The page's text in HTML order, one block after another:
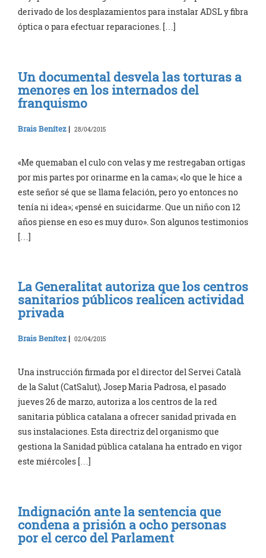
derivado de los desplazamientos para instalar ADSL y fibra
óptica o para efectuar reparaciones. […]
Un documental desvela las torturas a
menores en los internados del
franquismo
Brais Benítez | 28/04/2015
«Me quemaban el culo con velas y me restregaban ortigas
por mis partes por orinarme en la cama»; «lo que le hice a
este señor sé que se llama felación, pero yo entonces no
tenía ni idea»; «pensé en suicidarme. Que un niño con 12
años piense en eso es muy duro». Son algunos testimonios
[…]
La Generalitat autoriza que los centros
sanitarios públicos realicen actividad
privada
Brais Benítez | 02/04/2015
Una instrucción firmada por el director del Servei Català
de la Salut (CatSalut), Josep Maria Padrosa, el pasado
jueves 26 de marzo, autoriza a los centros de la red
sanitaria pública catalana a ofrecer sanidad privada en
sus instalaciones. Esta directriz del organismo que
gestiona la Sanidad pública catalana ha entrado en vigor
este miércoles […]
Indignación ante la sentencia que
condena a prisión a ocho personas
por el cerco del Parlament